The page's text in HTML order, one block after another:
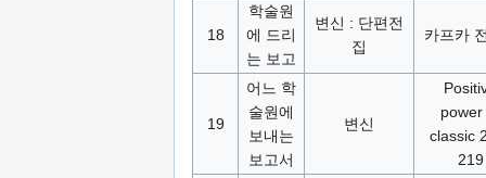
18
학술원
에 드리
는 보고
변신 : 단편전
집
카프카
19
어느 학
술원에
보내는
보고서
변신
power
classic
219